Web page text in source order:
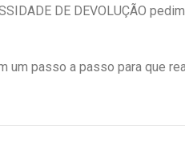
DE DEVOLUÇÃO
um passo a passo para que